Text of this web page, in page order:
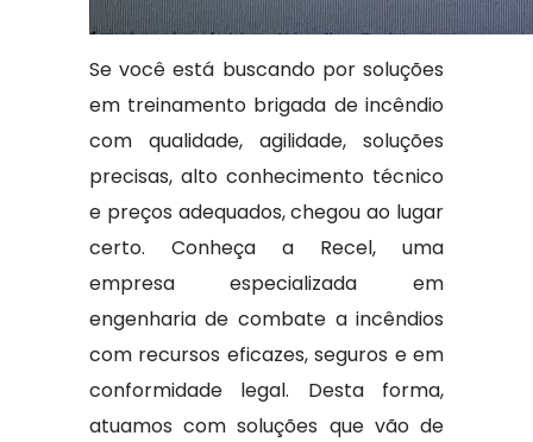
Se você está buscando por soluções
em treinamento brigada de incêndio
com qualidade, agilidade, soluções
precisas, alto conhecimento técnico
e preços adequados, chegou ao lugar
certo. Conheça a Recel, uma
empresa especializada em
engenharia de combate a incêndios
com recursos eficazes, seguros e em
conformidade legal. Desta forma,
atuamos com soluções que vão de